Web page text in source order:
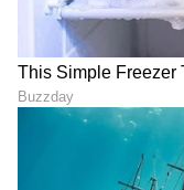
"ರಾಜಕೀಯ ಬೇಡ,
ಕನಕೋತ್ಸವದಲ್ಲಿ
Shetty speech |
ಶೇ.50 ರಿಂದ
ಟ್ರಂಪ್ ಐತಿಹಾಸಿಕ